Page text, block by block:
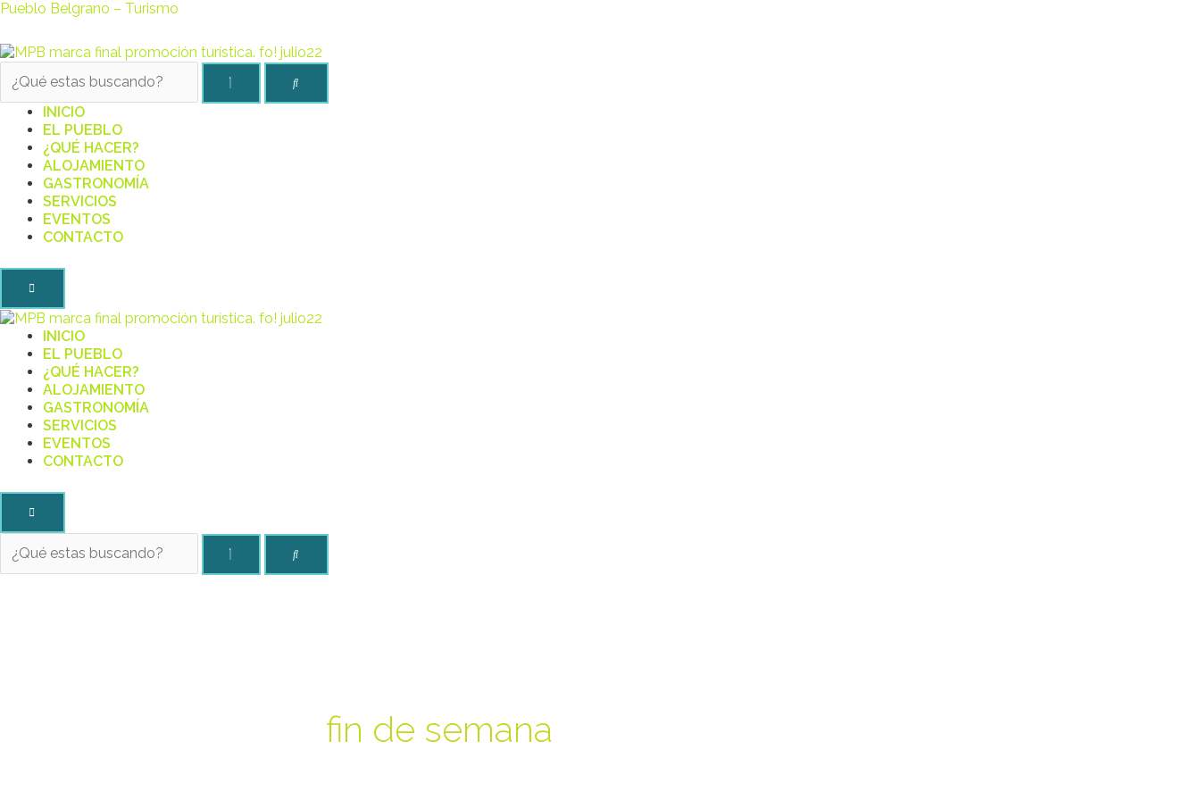
Pueblo Belgrano – Turismo
INICIO
EL PUEBLO
¿QUÉ HACER?
ALOJAMIENTO
GASTRONOMÍA
SERVICIOS
EVENTOS
CONTACTO
INICIO
EL PUEBLO
¿QUÉ HACER?
ALOJAMIENTO
GASTRONOMÍA
SERVICIOS
EVENTOS
CONTACTO
fin de semana